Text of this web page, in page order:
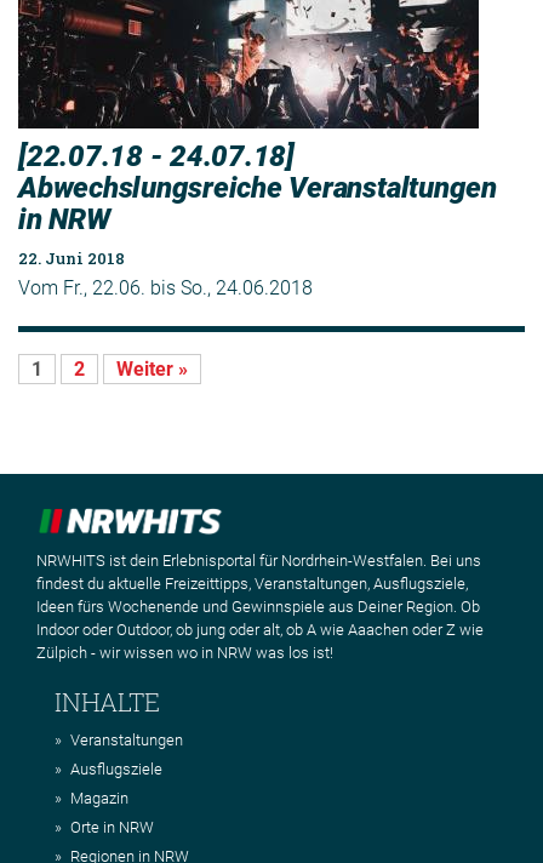
[22.07.18 - 24.07.18]
Abwechslungsreiche Veranstaltungen
in NRW
22. Juni 2018
Vom Fr., 22.06. bis So., 24.06.2018
1 2 Weiter »
NRWHITS ist dein Erlebnisportal für Nordrhein-Westfalen. Bei uns
findest du aktuelle Freizeittipps, Veranstaltungen, Ausflugsziele,
Ideen fürs Wochenende und Gewinnspiele aus Deiner Region. Ob
Indoor oder Outdoor, ob jung oder alt, ob A wie Aaachen oder Z wie
Zülpich - wir wissen wo in NRW was los ist!
INHALTE
Veranstaltungen
Ausflugsziele
Magazin
Orte in NRW
Regionen in NRW